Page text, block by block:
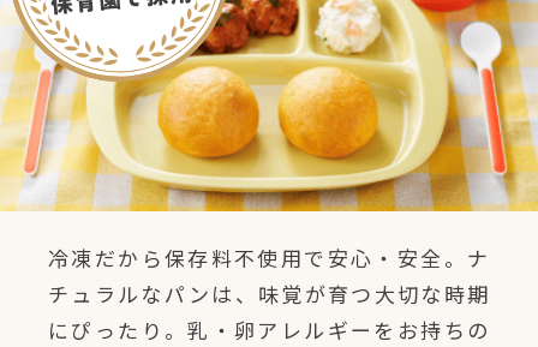
冷凍だから保存料不使用で安心・安全。ナ
チュラルなパンは、味覚が育つ大切な時期
にぴったり。乳・卵アレルギーをお持ちの